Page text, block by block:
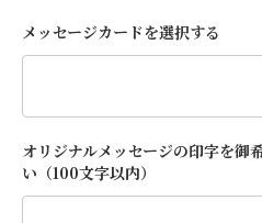
メッセージカードを選択する
オリジナルメッセージの印字を御
い（100文字以内）